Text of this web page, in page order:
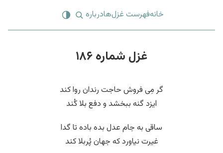
خانهفهرست غزل‌هادرباره
غزل شماره ۱۸۶
گر مِی فروش حاجت رندان روا کند
ایزد گنه ببخشد و دفع بلا کُند
ساقی به جام عدل بده باده تا گدا
غیرت نیاورد که جهان پُربلا کند